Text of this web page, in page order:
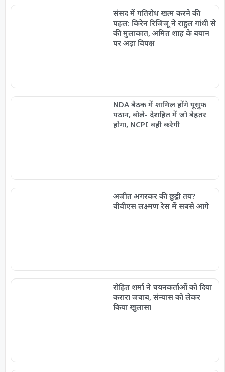
संसद में गतिरोध खत्म करने की
पहल: किरेन रिजिजू ने राहुल गांधी से
की मुलाकात, अमित शाह के बयान
पर अड़ा विपक्ष
NDA बैठक में शामिल होंगे यूसुफ
पठान, बोले- देशहित में जो बेहतर
होगा, NCPI वही करेगी
अजीत अगरकर की छुट्टी तय?
वीवीएस लक्ष्मण रेस में सबसे आगे
रोहित शर्मा ने चयनकर्ताओं को दिया
करारा जवाब, संन्यास को लेकर
किया खुलासा